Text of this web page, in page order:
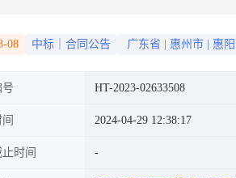
08 中标｜合同公告 广东省 惠州市 惠
HT-2023-02633508
2024-04-29 12:38:17
时间